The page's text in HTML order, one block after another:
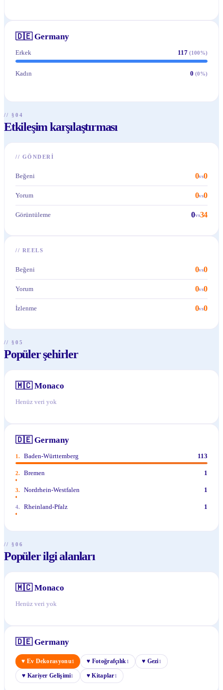
🇩🇪 Germany
Erkek 117 (100%)
Kadın 0 (0%)
// §04
Etkileşim karşılaştırması
// GÖNDERI
Beğeni 0vs0
Yorum 0vs0
Görüntüleme 0vs34
// REELS
Beğeni 0vs0
Yorum 0vs0
İzlenme 0vs0
// §05
Popüler şehirler
🇲🇨 Monaco
Henüz veri yok
🇩🇪 Germany
1. Baden-Württemberg 113
2. Bremen 1
3. Nordrhein-Westfalen 1
4. Rheinland-Pfalz 1
// §06
Popüler ilgi alanları
🇲🇨 Monaco
Henüz veri yok
🇩🇪 Germany
♥ Ev Dekorasyonu1 ♥ Fotoğrafçılık 1 ♥ Gezi1
♥ Kariyer Gelişimi1 ♥Kitaplar1